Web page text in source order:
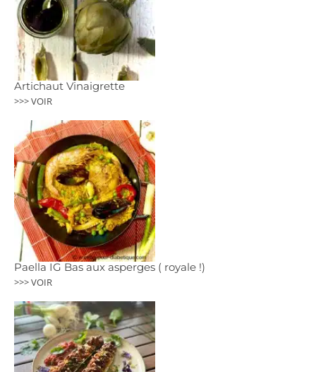
Artichaut Vinaigrette
>>> VOIR
Paella IG Bas aux asperges ( royale !)
>>> VOIR